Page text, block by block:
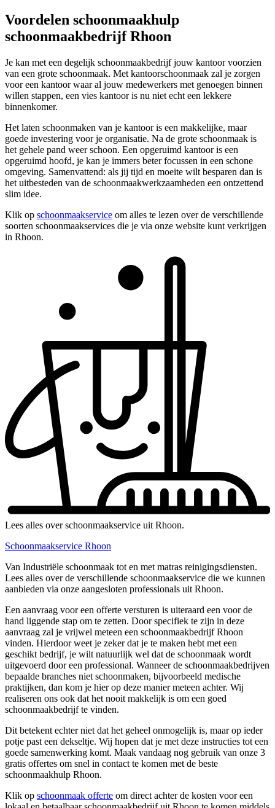
Voordelen schoonmaakhulp
schoonmaakbedrijf Rhoon
Je kan met een degelijk schoonmaakbedrijf jouw kantoor voorzien
van een grote schoonmaak. Met kantoorschoonmaak zal je zorgen
voor een kantoor waar al jouw medewerkers met genoegen binnen
willen stappen, een vies kantoor is nu niet echt een lekkere
binnenkomer.
Het laten schoonmaken van je kantoor is een makkelijke, maar
goede investering voor je organisatie. Na de grote schoonmaak is
het gehele pand weer schoon. Een opgeruimd kantoor is een
opgeruimd hoofd, je kan je immers beter focussen in een schone
omgeving. Samenvattend: als jij tijd en moeite wilt besparen dan is
het uitbesteden van de schoonmaakwerkzaamheden een ontzettend
slim idee.
Klik op schoonmaakservice om alles te lezen over de verschillende
soorten schoonmaakservices die je via onze website kunt verkrijgen
in Rhoon.
Lees alles over schoonmaakservice uit Rhoon.
Schoonmaakservice Rhoon
Van Industriële schoonmaak tot en met matras reinigingsdiensten.
Lees alles over de verschillende schoonmaakservice die we kunnen
aanbieden via onze aangesloten professionals uit Rhoon.
Een aanvraag voor een offerte versturen is uiteraard een voor de
hand liggende stap om te zetten. Door specifiek te zijn in deze
aanvraag zal je vrijwel meteen een schoonmaakbedrijf Rhoon
vinden. Hierdoor weet je zeker dat je te maken hebt met een
geschikt bedrijf, je wilt natuurlijk wel dat de schoonmaak wordt
uitgevoerd door een professional. Wanneer de schoonmaakbedrijven
bepaalde branches niet schoonmaken, bijvoorbeeld medische
praktijken, dan kom je hier op deze manier meteen achter. Wij
realiseren ons ook dat het nooit makkelijk is om een goed
schoonmaakbedrijf te vinden.
Dit betekent echter niet dat het geheel onmogelijk is, maar op ieder
potje past een dekseltje. Wij hopen dat je met deze instructies tot een
goede samenwerking komt. Maak vandaag nog gebruik van onze 3
gratis offertes om snel in contact te komen met de beste
schoonmaakhulp Rhoon.
Klik op schoonmaak offerte om direct achter de kosten voor een